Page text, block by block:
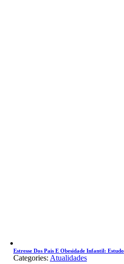
Estresse Dos Pais E Obesidade Infantil:
Categories: Atualidades